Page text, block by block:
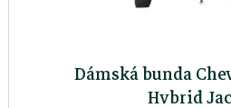
Dámská bunda
Hybrid